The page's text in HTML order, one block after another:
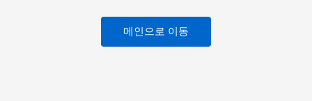
메인으로 이동